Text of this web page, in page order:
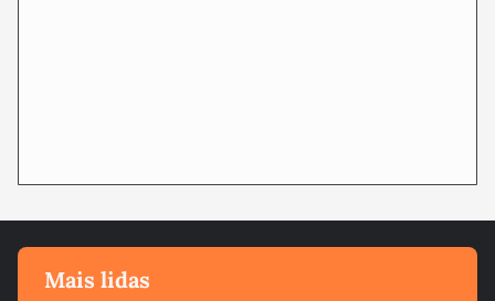
Mais lidas